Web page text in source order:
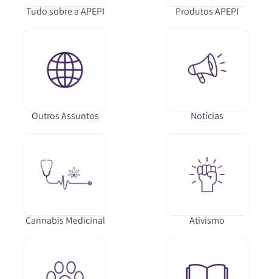
Tudo sobre a APEPI Produtos APEPI
Outros Assuntos Notícias
Cannabis Medicinal Ativismo